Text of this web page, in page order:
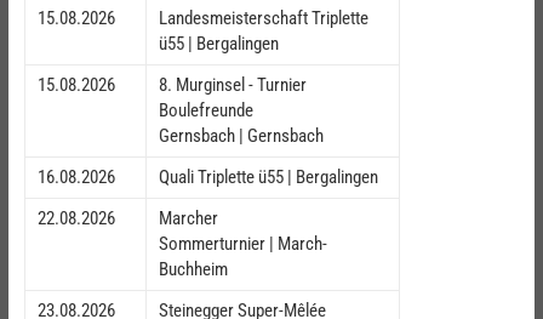
15.08.2026
Landesmeisterschaft Triplette
ü55 | Bergalingen
15.08.2026
8. Murginsel - Turnier
Boulefreunde
Gernsbach | Gernsbach
16.08.2026
Quali Triplette ü55 | Bergalingen
22.08.2026
Marcher
Sommerturnier | March-
Buchheim
23.08.2026
Steinegger Super-Mêlée